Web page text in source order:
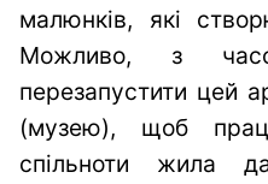
малюнків, які
Можливо, з
перезапустити цей
(музею), щоб
спільноти жила